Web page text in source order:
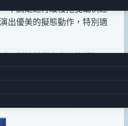
不論是進行緩慢拖曳或快速
出優美的擬態動作，特別適
，對於其豐富多彩的種類，
小竹梭、小牛港鰺、石